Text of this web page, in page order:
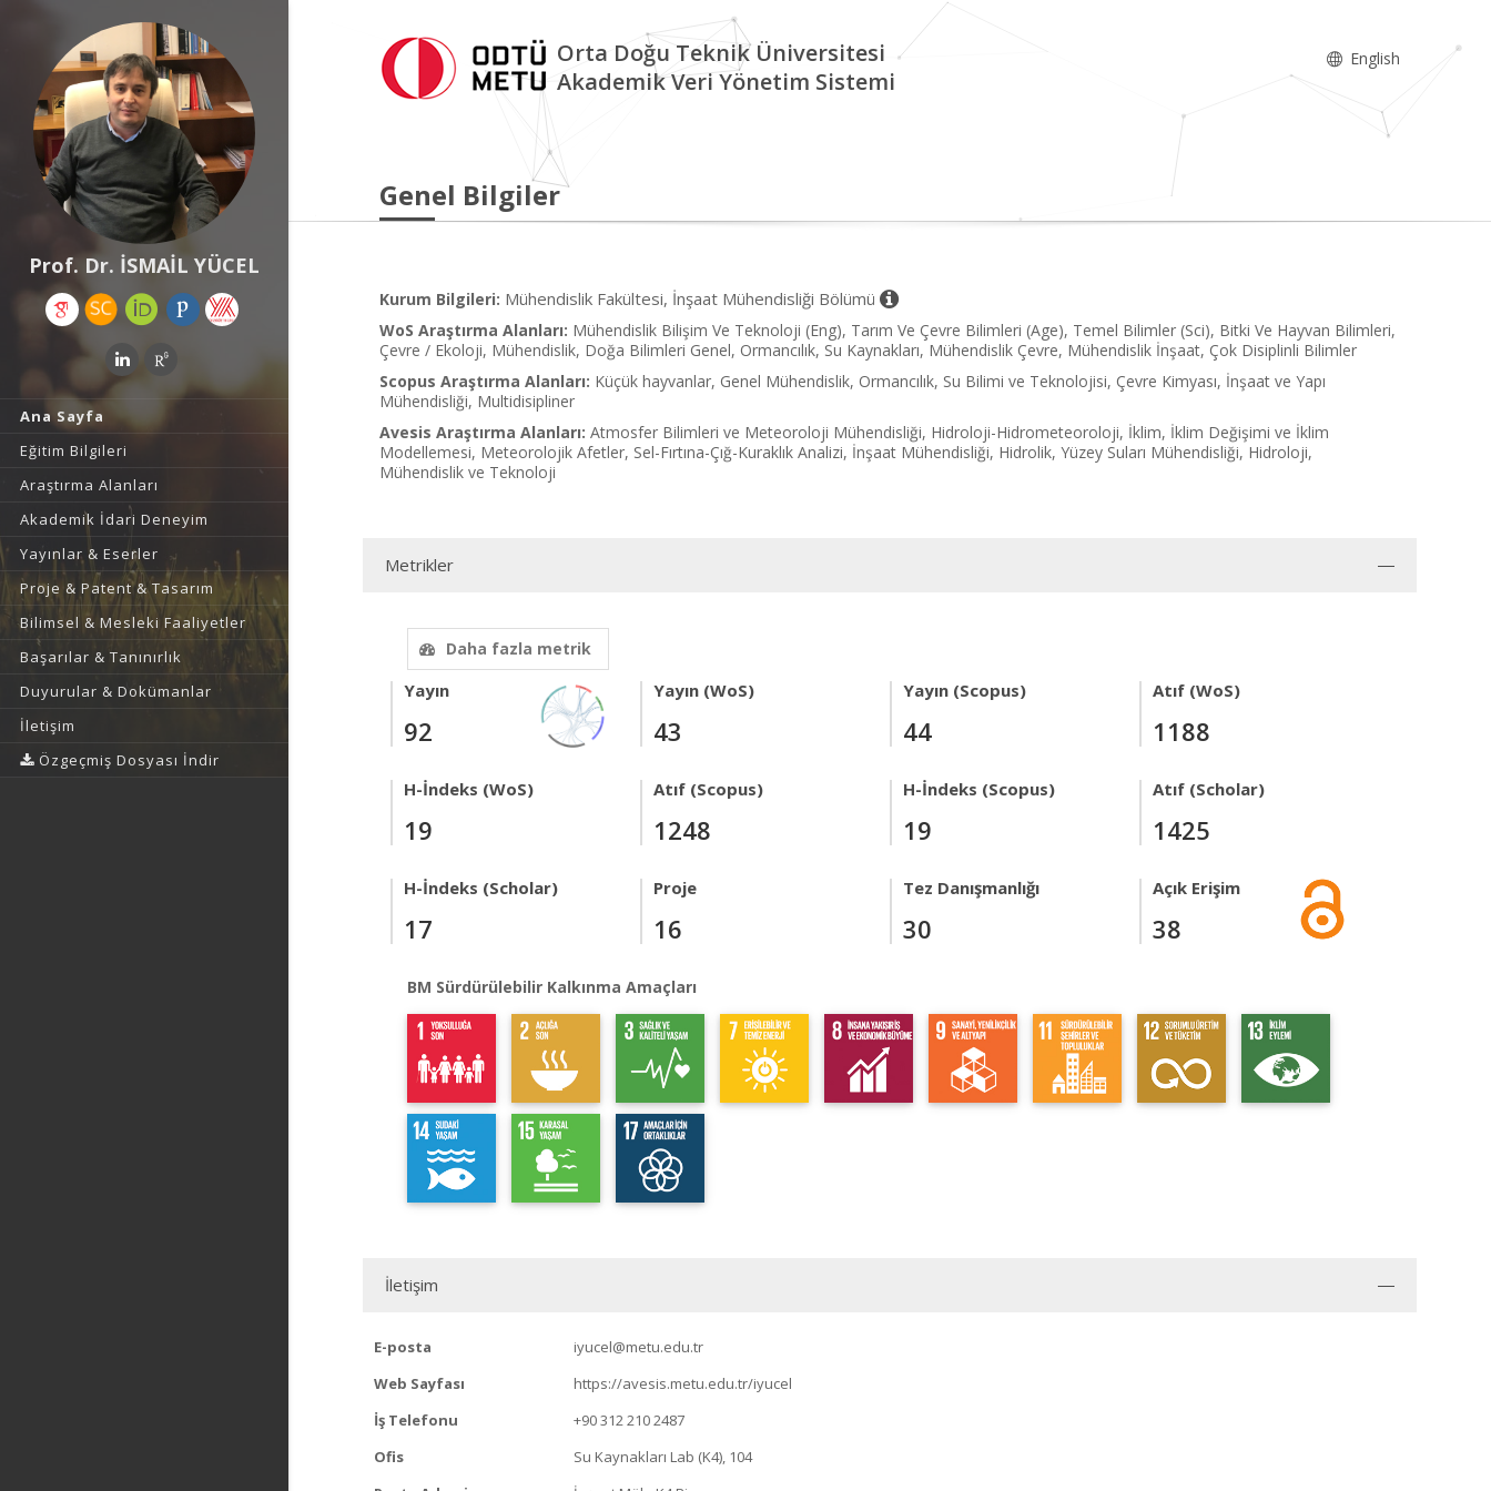
Prof. Dr. İSMAİL YÜCEL
Ana Sayfa
Eğitim Bilgileri
Araştırma Alanları
Akademik İdari Deneyim
Yayınlar & Eserler
Proje & Patent & Tasarım
Bilimsel & Mesleki Faaliyetler
Başarılar & Tanınırlık
Duyurular & Dokümanlar
İletişim
Özgeçmiş Dosyası İndir
Orta Doğu Teknik Üniversitesi
Akademik Veri Yönetim Sistemi
English
Genel Bilgiler
Kurum Bilgileri: Mühendislik Fakültesi, İnşaat Mühendisliği Bölümü
WoS Araştırma Alanları: Mühendislik Bilişim Ve Teknoloji (Eng), Tarım Ve Çevre Bilimleri (Age), Temel Bilimler (Sci), Bitki Ve Hayvan Bilimleri,
Çevre / Ekoloji, Mühendislik, Doğa Bilimleri Genel, Ormancılık, Su Kaynakları, Mühendislik Çevre, Mühendislik İnşaat, Çok Disiplinli Bilimler
Scopus Araştırma Alanları: Küçük hayvanlar, Genel Mühendislik, Ormancılık, Su Bilimi ve Teknolojisi, Çevre Kimyası, İnşaat ve Yapı
Mühendisliği, Multidisipliner
Avesis Araştırma Alanları: Atmosfer Bilimleri ve Meteoroloji Mühendisliği, Hidroloji-Hidrometeoroloji, İklim, İklim Değişimi ve İklim
Modellemesi, Meteorolojik Afetler, Sel-Fırtına-Çığ-Kuraklık Analizi, İnşaat Mühendisliği, Hidrolik, Yüzey Suları Mühendisliği, Hidroloji,
Mühendislik ve Teknoloji
Metrikler
Daha fazla metrik
Yayın
92
Yayın (WoS)
43
Yayın (Scopus)
44
Atıf (WoS)
1188
H-İndeks (WoS)
19
Atıf (Scopus)
1248
H-İndeks (Scopus)
19
Atıf (Scholar)
1425
H-İndeks (Scholar)
17
Proje
16
Tez Danışmanlığı
30
Açık Erişim
38
BM Sürdürülebilir Kalkınma Amaçları
İletişim
E-posta
iyucel@metu.edu.tr
Web Sayfası
https://avesis.metu.edu.tr/iyucel
İş Telefonu
+90 312 210 2487
Ofis
Su Kaynakları Lab (K4), 104